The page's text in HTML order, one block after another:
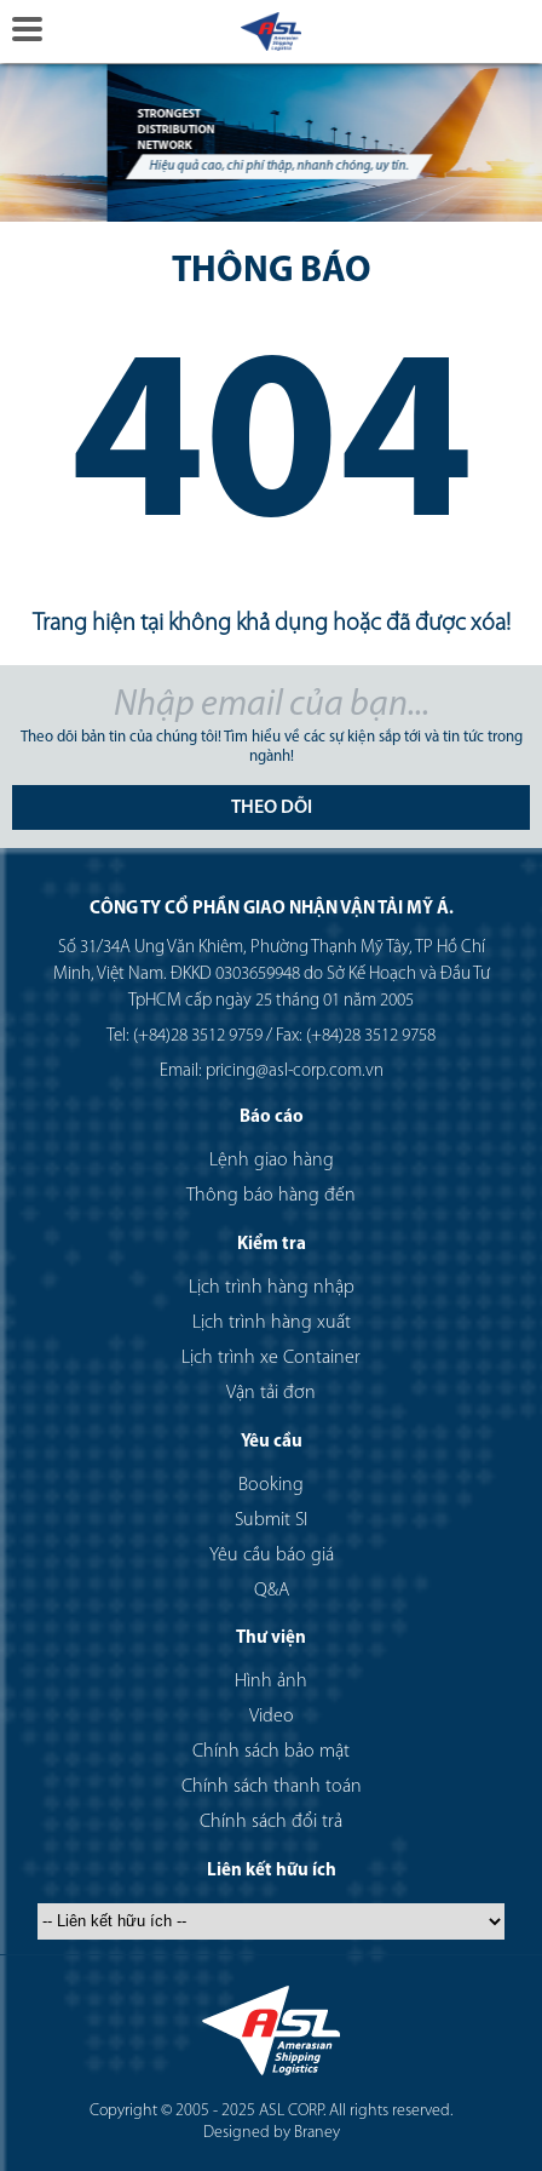
Hiệu quả cao, chi phí thập, nhanh chóng, uy tín.
THÔNG BÁO
404
Trang hiện tại không khả dụng hoặc đã được xóa!
Theo dõi bản tin của chúng tôi! Tìm hiểu về các sự kiện sắp tới và tin tức trong
ngành!
THEO DÕI
CÔNG TY CỔ PHẦN GIAO NHẬN VẬN TẢI MỸ Á.
Số 31/34A Ung Văn Khiêm, Phường Thạnh Mỹ Tây, TP Hồ Chí
Minh, Việt Nam. ĐKKD 0303659948 do Sở Kế Hoạch và Đầu Tư
TpHCM cấp ngày 25 tháng 01 năm 2005
Tel: (+84)28 3512 9759 / Fax: (+84)28 3512 9758
Email: pricing@asl-corp.com.vn
Báo cáo
Lệnh giao hàng
Thông báo hàng đến
Kiểm tra
Lịch trình hàng nhập
Lịch trình hàng xuất
Lịch trình xe Container
Vận tải đơn
Yêu cầu
Booking
Submit SI
Yêu cầu báo giá
Q&A
Thư viện
Hình ảnh
Video
Chính sách bảo mật
Chính sách thanh toán
Chính sách đổi trả
Liên kết hữu ích
Copyright © 2005 - 2025 ASL CORP. All rights reserved.
Designed by Braney